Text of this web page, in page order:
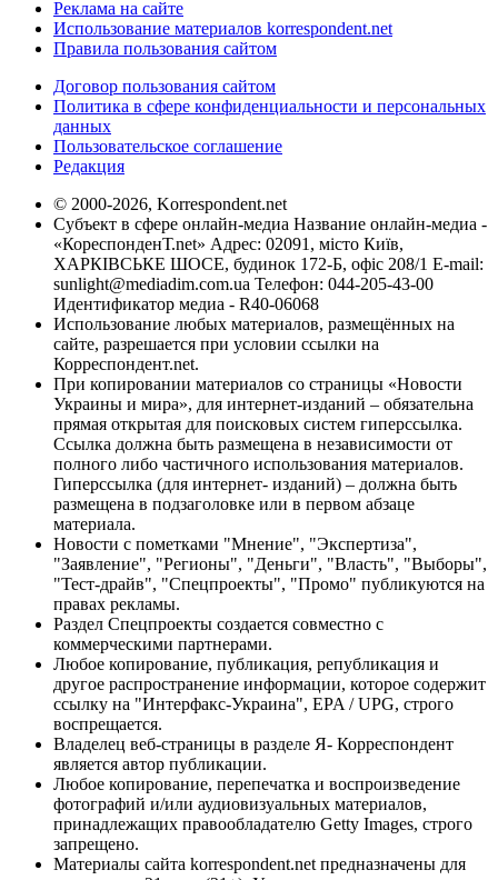
Реклама на сайте
Использование материалов korrespondent.net
Правила пользования сайтом
Договор пользования сайтом
Политика в сфере конфиденциальности и персональных
данных
Пользовательское соглашение
Редакция
© 2000-2026, Korrespondent.net
Субъект в сфере онлайн-медиа Название онлайн-медиа -
«КореспонденТ.net» Адрес: 02091, місто Київ,
ХАРКІВСЬКЕ ШОСЕ, будинок 172-Б, офіс 208/1 E-mail:
sunlight@mediadim.com.ua Телефон: 044-205-43-00
Идентификатор медиа - R40-06068
Использование любых материалов, размещённых на
сайте, разрешается при условии ссылки на
Корреспондент.net.
При копировании материалов со страницы «Новости
Украины и мира», для интернет-изданий – обязательна
прямая открытая для поисковых систем гиперссылка.
Ссылка должна быть размещена в независимости от
полного либо частичного использования материалов.
Гиперссылка (для интернет- изданий) – должна быть
размещена в подзаголовке или в первом абзаце
материала.
Новости с пометками "Мнение", "Экспертиза",
"Заявление", "Регионы", "Деньги", "Власть", "Выборы",
"Тест-драйв", "Спецпроекты", "Промо" публикуются на
правах рекламы.
Раздел Спецпроекты создается совместно с
коммерческими партнерами.
Любое копирование, публикация, републикация и
другое распространение информации, которое содержит
ссылку на "Интерфакс-Украина", EPA / UPG, строго
воспрещается.
Владелец веб-страницы в разделе Я- Корреспондент
является автор публикации.
Любое копирование, перепечатка и воспроизведение
фотографий и/или аудиовизуальных материалов,
принадлежащих правообладателю Getty Images, строго
запрещено.
Материалы сайта korrespondent.net предназначены для